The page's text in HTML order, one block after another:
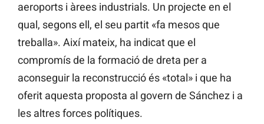
aeroports i àrees industrials. Un projecte en el
qual, segons ell, el seu partit «fa mesos que
treballa». Així mateix, ha indicat que el
compromís de la formació de dreta per a
aconseguir la reconstrucció és «total» i que ha
oferit aquesta proposta al govern de Sánchez i a
les altres forces polítiques.